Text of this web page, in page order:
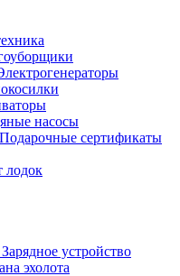
насосы
Подарочные сертификаты
лодок
Зарядное устройство
эхолота